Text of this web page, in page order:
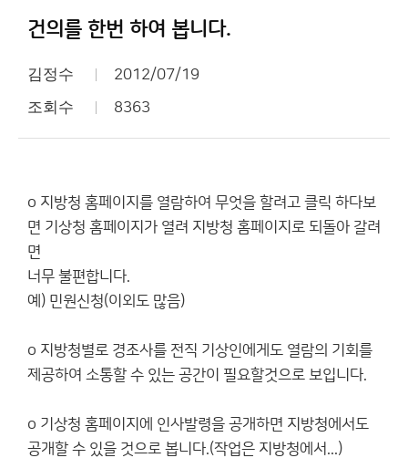
건의를 한번 하여 봅니다.
김정수 2012/07/19
조회수 8363
o 지방청 홈페이지를 열람하여 무엇을 할려고 클릭 하다보
면 기상청 홈페이지가 열려 지방청 홈페이지로 되돌아 갈려
면
너무 불편합니다.
예) 민원신청(이외도 많음)
o 지방청별로 경조사를 전직 기상인에게도 열람의 기회를
제공하여 소통할 수 있는 공간이 필요할것으로 보입니다.
o 기상청 홈페이지에 인사발령을 공개하면 지방청에서도
공개할 수 있을 것으로 봅니다.(작업은 지방청에서...)